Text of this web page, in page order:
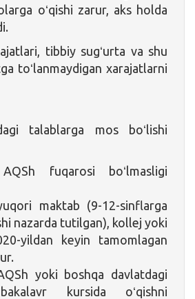
oʻqishi zarur, aks holda
tibbiy sugʻurta va shu
toʻlanmaydigan xarajatlarni
talablarga mos boʻlishi
fuqarosi boʻlmasligi
maktab (9-12-sinflarga
nazarda tutilgan), kollej yoki
yildan keyin tamomlagan
yoki boshqa davlatdagi
kursida oʻqishni